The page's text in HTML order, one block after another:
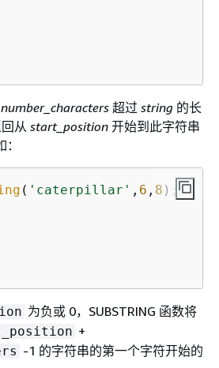
number_characters 超过 string 的长
从 start_position 开始到此字符串
( 'caterpillar' , 6 , 8 );
为负或 0，SUBSTRING 函数将
+
-1 的字符串的第一个字符开始的